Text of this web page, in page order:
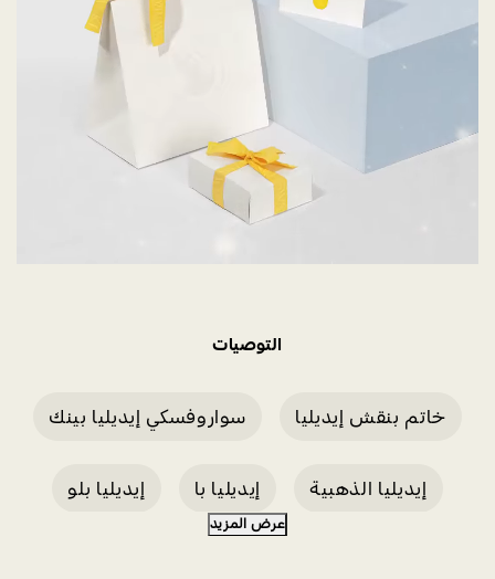
التوصيات
خاتم بنقش إيديليا سواروفسكي إيديليا بينك
إيديليا الذهبية إيديليا با إيديليا بلو
عرض المزيد